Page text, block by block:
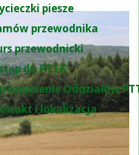
piesze
przewodnika
przewodnicki
do PTTK
Oddziałów
i lokalizacja